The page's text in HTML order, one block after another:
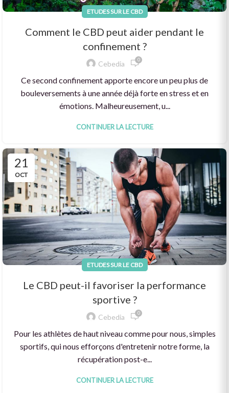
ETUDES SUR LE CBD
Comment le CBD peut aider pendant le
confinement ?
Cebedia 0
Ce second confinement apporte encore un peu plus de
bouleversements à une année déjà forte en stress et en
émotions. Malheureusement, u...
CONTINUER LA LECTURE
21
OCT
ETUDES SUR LE CBD
Le CBD peut-il favoriser la performance
sportive ?
Cebedia 0
Pour les athlètes de haut niveau comme pour nous, simples
sportifs, qui nous efforçons d'entretenir notre forme, la
récupération post-e...
CONTINUER LA LECTURE